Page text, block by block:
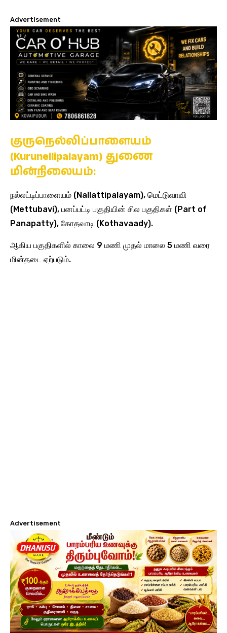
Advertisement
குருநெல்லிப்பாளையம்
(Kurunellipalayam) துணை
மின்நிலையம்:
நல்லட்டிப்பாளையம் (Nallattipalayam), மெட்டுவாவி
(Mettubavi), பனப்பட்டி பகுதியின் சில பகுதிகள் (Part of
Panapatty), கோதவாடி (Kothavaady).
ஆகிய பகுதிகளில் காலை 9 மணி முதல் மாலை 5 மணி வரை
மின்தடை ஏற்படும்.
Advertisement